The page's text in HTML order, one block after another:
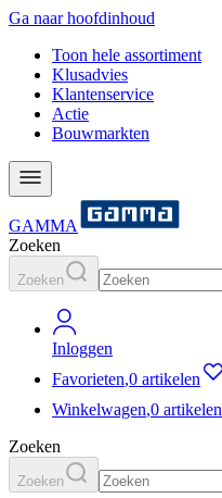
Ga naar hoofdinhoud
Toon hele assortiment
Klusadvies
Klantenservice
Actie
Bouwmarkten
GAMMA
Zoeken
Zoeken
Inloggen
Favorieten,0 artikelen
Winkelwagen,0 artikelen
Zoeken
Zoeken